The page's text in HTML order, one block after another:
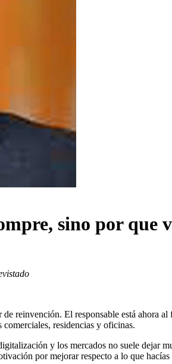
sino por que
de reinvención. El responsable está ahora
residencias y oficinas.
y los mercados no suele dejar
por mejorar respecto a lo que